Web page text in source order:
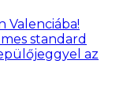
Valenciába!
standard
az